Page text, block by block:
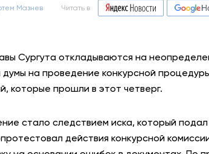
Мазнев Читать в
Сургута откладываются на
думы на проведение конкурсной
которые прошли в этот четверг.
стало следствием иска, который
действия конкурсной